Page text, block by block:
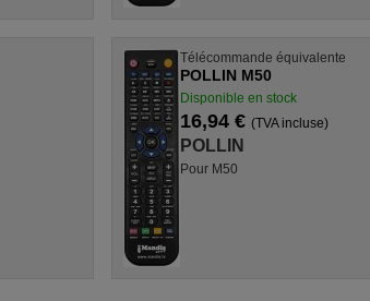
Télécommande équivalente
POLLIN M50
Disponible en stock
16,94 € (TVA incluse)
POLLIN
Pour M50